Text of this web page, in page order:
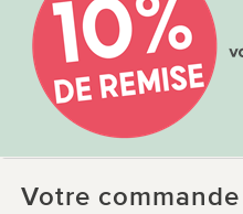
Votre commande